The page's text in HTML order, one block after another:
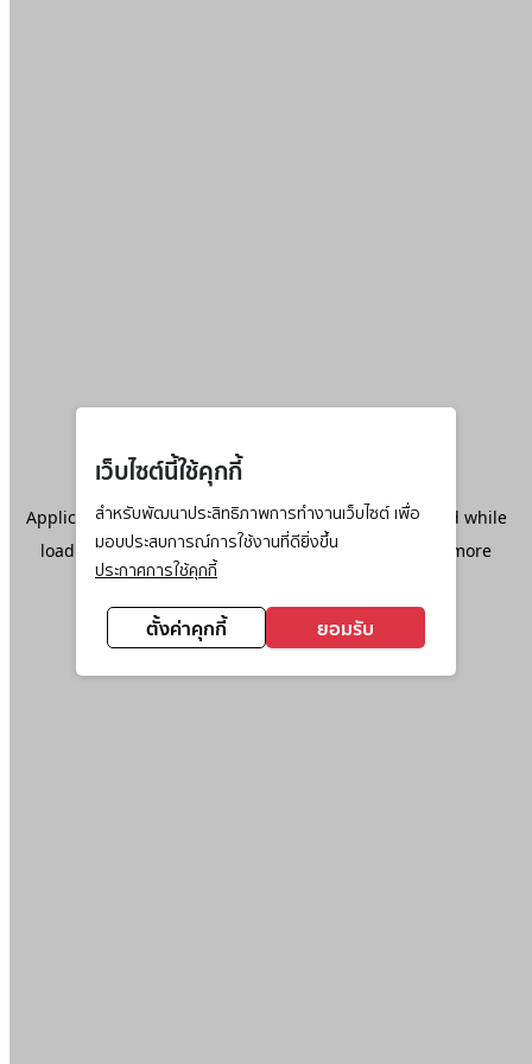
เว็บไซต์นี้ใช้คุกกี้
สำหรับพัฒนาประสิทธิภาพการทำงานเว็บไซต์ เพื่อ
มอบประสบการณ์การใช้งานที่ดียิ่งขึ้น
ประกาศการใช้คุกกี้
ตั้งค่าคุกกี้ ยอมรับ
Application error: aclient-side exception has occurred while
loadingwww.ktc.co.th(see the browser console
for more
information).